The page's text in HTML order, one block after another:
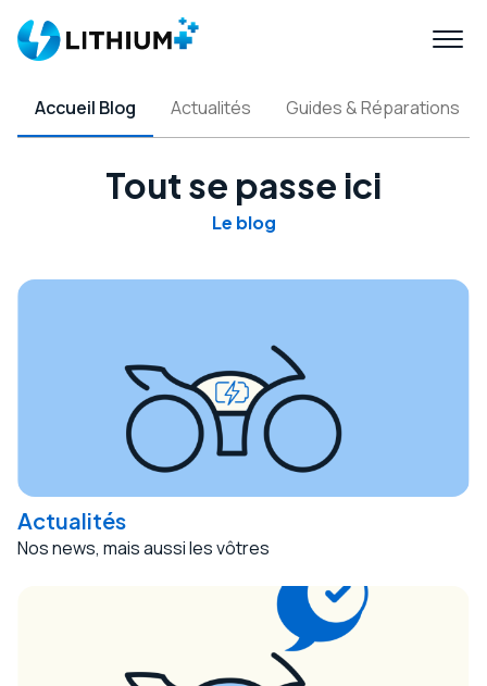
Accueil Blog Actualités Guides & Réparations
Tout se passe ici
Le blog
Actualités
Nos news, mais aussi les vôtres